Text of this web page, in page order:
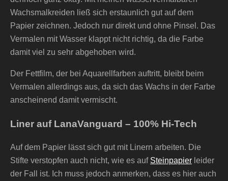
Wachsmalkreiden ließ sich erstaunlich gut auf dem
Papier zeichnen. Jedoch nur direkt und ohne Pinsel. Das
Vermalen mit Wasser klappt nicht richtig, da die Farbe
damit viel zu sehr abgehoben wird.
Der Fettfilm, der bei Aquarellfarben auftritt, bleibt beim
Vermalen allerdings aus, da sich das Wachs in der Farbe
anscheinend damit vermischt.
Liner auf LanaVanguard – 100% Hi-Tech
Auf dem Papier lässt sich gut mit Linern arbeiten. Die
Stifte verstopfen auch nicht, wie es auf Steinpapier leider
der Fall ist. Ich muss jedoch anmerken, dass es hier auch